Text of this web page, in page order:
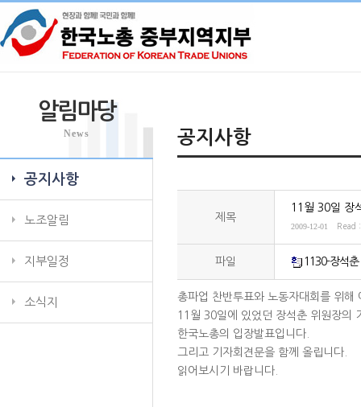
알림마당
News
공지사항
노조알림
지부일정
소식지
공지사항
제목
11월 30일 장
2009-12-01 Read
파일 1130-장석
총파업 찬반투표와 노동자대회를 위해
11월 30일에 있었던 장석춘 위원장의
한국노총의 입장발표입니다.
그리고 기자회견문을 함께 올립니다.
읽어보시기 바랍니다.